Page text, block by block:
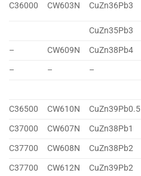
C36000 CW603N CuZn36Pb3
CuZn35Pb3
–
CW609N CuZn38Pb4
–
– –
C36500 CW610N CuZn39Pb0.5
C37000
CW607N CuZn38Pb1
C37700
CW608N CuZn38Pb2
C37700
CW612N CuZn39Pb2